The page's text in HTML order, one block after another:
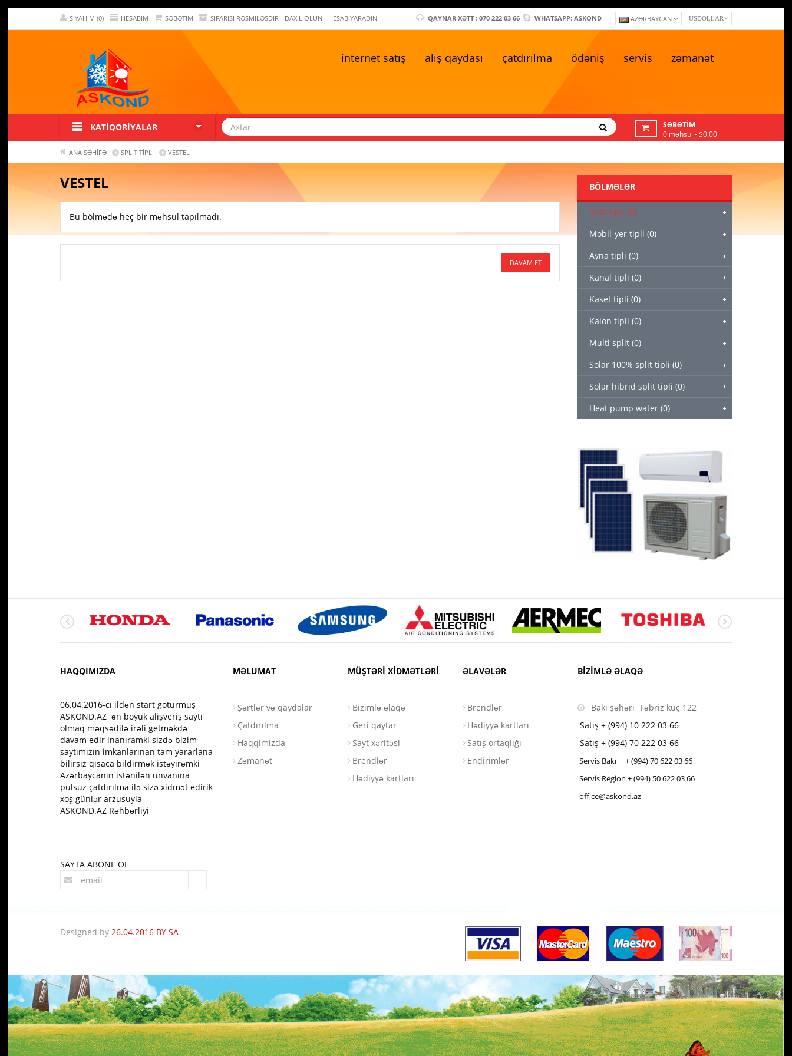
SIYAHIM (0) HESABIM SƏBƏTIM SIFARISI RƏSMILƏSDIR DAXIL OLUN HESAB YARADIN. US DOLLAR
AZƏRBAYCAN
QAYNAR XƏTT : 070 222 03 66 WHATSAPP: ASKOND
i̇nternet satış alış qaydası çatdırılma ödəniş servis zəmanət
KATIQORIYALAR
SƏBƏTIM
0 məhsul - $0.00
ANA SƏHIFƏ SPLIT TIPLI VESTEL
VESTEL
Bu bölmədə heç bir məhsul tapılmadı.
DAVAM ET
BÖLMƏLƏR
Split tipli (0)
Mobil-yer tipli (0)
Ayna tipli (0)
Kanal tipli (0)
Kaset tipli (0)
Kalon tipli (0)
Multi split (0)
Solar 100% split tipli (0)
Solar hibrid split tipli (0)
Heat pump water (0)
HAQQIMIZDA
06.04.2016-сı ildən start götürmüş
ASKOND.AZ ən böyük alişveriş saytı
olmaq məqsədilə irəli getməkdə
davam edir inanıramki sizdə bizim
saytımızın imkanlarınan tam yararlana
bilirsiz qısaca bildirmək istəyirəmki
Azərbaycanın istənilən ünvanına
pulsuz çatdırılma ilə sizə xidmət edirik
xoş günlər arzusuyla
ASKOND.AZ Rəhbərliyi
SAYTA ABONE OL
MƏLUMAT
Şərtlər və qaydalar
Çatdırılma
Haqqimizda
Zəmanət
MÜŞTƏRI XIDMƏTLƏRI
Bizimlə əlaqə
Geri qaytar
Sayt xəritəsi
Brendlər
Hədiyyə kartları
ƏLAVƏLƏR
Brendlər
Hədiyyə kartları
Satış ortaqlığı
Endirimlər
BIZIMLƏ ƏLAQƏ
Bakı şəhəri Təbriz küç 122
Satış + (994) 10 222 03 66
Satış + (994) 70 222 03 66
Servis Bakı + (994) 70622 03 66
Servis Region + (994) 50622 03 66
office@askond.az
Designed by 26.04.2016 BY SA